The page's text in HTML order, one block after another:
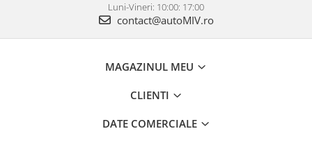
Luni-Vineri: 10:00: 17:00
contact@autoMIV.ro
MAGAZINUL MEU
CLIENTI
DATE COMERCIALE